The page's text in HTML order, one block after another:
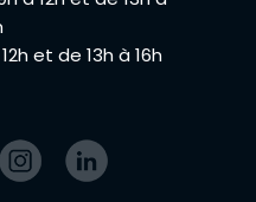
et de 13h à 16h